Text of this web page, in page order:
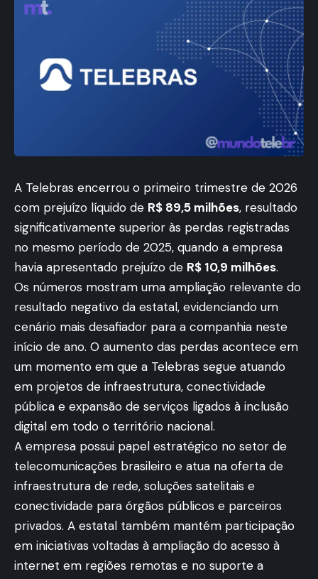
A Telebras encerrou o primeiro trimestre de 2026
com prejuízo líquido de R$ 89,5 milhões, resultado
significativamente superior às perdas registradas
no mesmo período de 2025, quando a empresa
havia apresentado prejuízo de R$ 10,9 milhões.
Os números mostram uma ampliação relevante do
resultado negativo da estatal, evidenciando um
cenário mais desafiador para a companhia neste
início de ano. O aumento das perdas acontece em
um momento em que a Telebras segue atuando
em projetos de infraestrutura, conectividade
pública e expansão de serviços ligados à inclusão
digital em todo o território nacional.
A empresa possui papel estratégico no setor de
telecomunicações brasileiro e atua na oferta de
infraestrutura de rede, soluções satelitais e
conectividade para órgãos públicos e parceiros
privados. A estatal também mantém participação
em iniciativas voltadas à ampliação do acesso à
internet em regiões remotas e no suporte a